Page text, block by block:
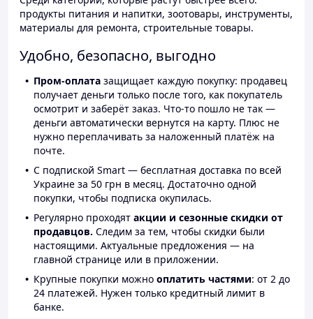
продукты питания и напитки, зоотовары, инструменты,
материалы для ремонта, строительные товары.
Удобно, безопасно, выгодно
Пром-оплата защищает каждую покупку: продавец
получает деньги только после того, как покупатель
осмотрит и заберёт заказ. Что-то пошло не так —
деньги автоматически вернутся на карту. Плюс не
нужно переплачивать за наложенный платёж на
почте.
С подпиской Smart — бесплатная доставка по всей
Украине за 50 грн в месяц. Достаточно одной
покупки, чтобы подписка окупилась.
Регулярно проходят акции и сезонные скидки от
продавцов. Следим за тем, чтобы скидки были
настоящими. Актуальные предложения — на
главной странице или в приложении.
Крупные покупки можно оплатить частями: от 2 до
24 платежей. Нужен только кредитный лимит в
банке.